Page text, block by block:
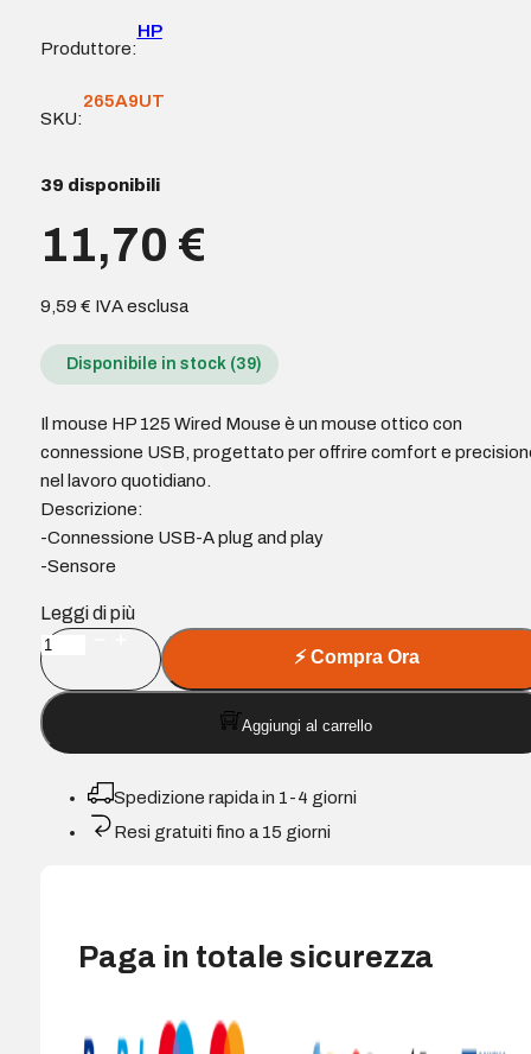
Produttore:
HP
SKU:
265A9UT
39 disponibili
11,70 €
9,59 € IVA esclusa
Disponibile in stock (39)
Il mouse HP 125 Wired Mouse è un mouse ottico con
connessione USB, progettato per offrire comfort e
nel lavoro quotidiano.
Descrizione:
-Connessione USB-A plug and play
-Sensore
Leggi di più
Mouse
USB
HP
125
Sensore
1200
ergonomico
⚡Compra Ora
Aggiungi al carrello
Spedizione rapida in 1-4 giorni
Resi gratuiti fino a 15 giorni
Paga in totale sicurezza